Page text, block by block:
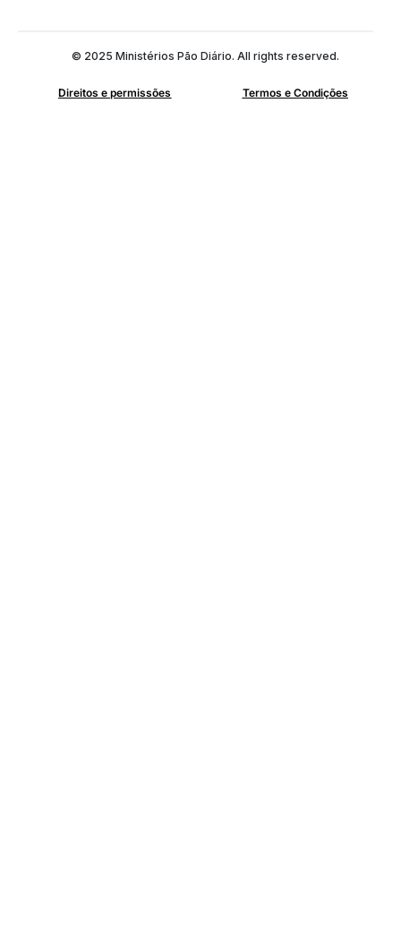
© 2025 Ministérios Pão Diário. All rights reserved.
Direitos e permissões Termos e Condições